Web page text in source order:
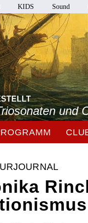
KIDS Sound
und